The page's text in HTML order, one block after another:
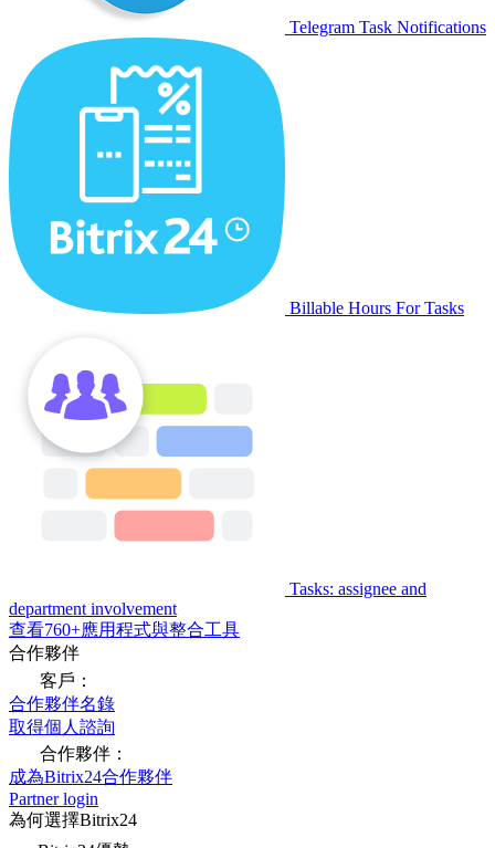
Telegram Task Notifications
Billable Hours For Tasks
Tasks: assignee and
department involvement
查看760+應用程式與整合工具
合作夥伴
客戶：
合作夥伴名錄
取得個人諮詢
合作夥伴：
成為Bitrix24合作夥伴
Partner login
為何選擇Bitrix24